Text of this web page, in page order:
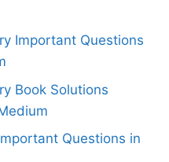
Important Questions
Book Solutions
Questions in